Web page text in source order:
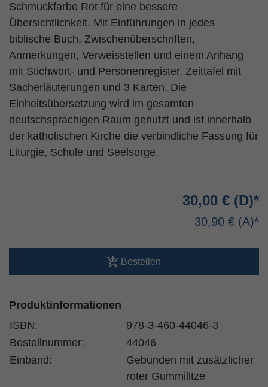
Schmuckfarbe Rot für eine bessere
Übersichtlichkeit. Mit Einführungen in jedes
biblische Buch, Zwischenüberschriften,
Anmerkungen, Verweisstellen und einem Anhang
mit Stichwort- und Personenregister, Zeittafel mit
Sacherläuterungen und 3 Karten. Die
Einheitsübersetzung wird im gesamten
deutschsprachigen Raum genutzt und ist innerhalb
der katholischen Kirche die verbindliche Fassung für
Liturgie, Schule und Seelsorge.
30,00 €
30,90 €
Bestellen
Produktinformationen
ISBN:
978-3-460-44046-3
Bestellnummer:
44046
Einband:
Gebunden mit zusätzlicher
roter Gummilitze